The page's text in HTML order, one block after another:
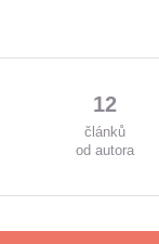
12
článků
od autora